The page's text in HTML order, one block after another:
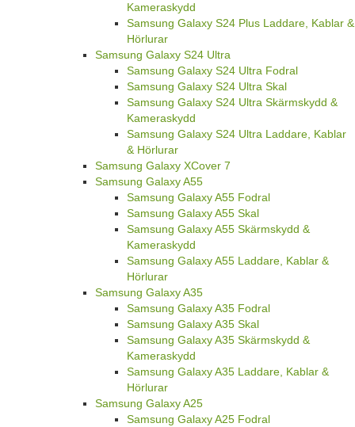
Kameraskydd
Samsung Galaxy S24 Plus Laddare, Kablar &
Hörlurar
Samsung Galaxy S24 Ultra
Samsung Galaxy S24 Ultra Fodral
Samsung Galaxy S24 Ultra Skal
Samsung Galaxy S24 Ultra Skärmskydd &
Kameraskydd
Samsung Galaxy S24 Ultra Laddare, Kablar
& Hörlurar
Samsung Galaxy XCover 7
Samsung Galaxy A55
Samsung Galaxy A55 Fodral
Samsung Galaxy A55 Skal
Samsung Galaxy A55 Skärmskydd &
Kameraskydd
Samsung Galaxy A55 Laddare, Kablar &
Hörlurar
Samsung Galaxy A35
Samsung Galaxy A35 Fodral
Samsung Galaxy A35 Skal
Samsung Galaxy A35 Skärmskydd &
Kameraskydd
Samsung Galaxy A35 Laddare, Kablar &
Hörlurar
Samsung Galaxy A25
Samsung Galaxy A25 Fodral